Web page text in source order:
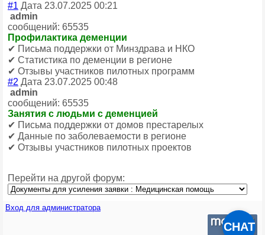
#1 Дата 23.07.2025 00:21
admin
сообщений: 65535
Профилактика деменции
✔ Письма поддержки от Минздрава и НКО
✔ Статистика по деменции в регионе
✔ Отзывы участников пилотных программ
#2 Дата 23.07.2025 00:48
admin
сообщений: 65535
Занятия с людьми с деменцией
✔ Письма поддержки от домов престарелых
✔ Данные по заболеваемости в регионе
✔ Отзывы участников пилотных проектов
Перейти на другой форум:
CHAT
Вход для администратора